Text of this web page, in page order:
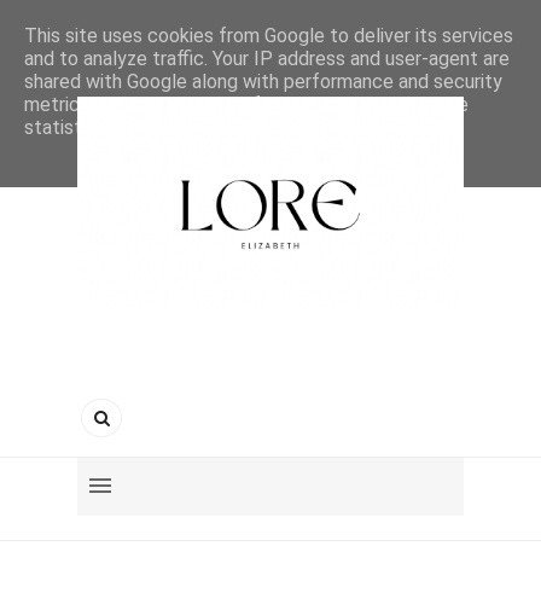
This site uses cookies from Google to deliver its services
and to analyze traffic. Your IP address and user-agent are
shared with Google along with performance and security
metrics to ensure quality of service, generate usage
statistics, and to detect and address abuse.